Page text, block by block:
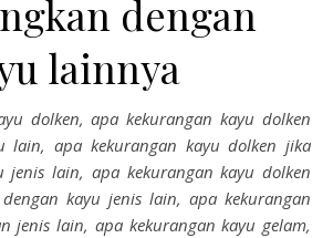
dengan
lainnya
dolken, apa kekurangan kayu dolken
lain, apa kekurangan kayu dolken jika
jenis lain, apa kekurangan kayu dolken
kayu jenis lain, apa kekurangan
jenis lain, apa kekurangan kayu gelam,